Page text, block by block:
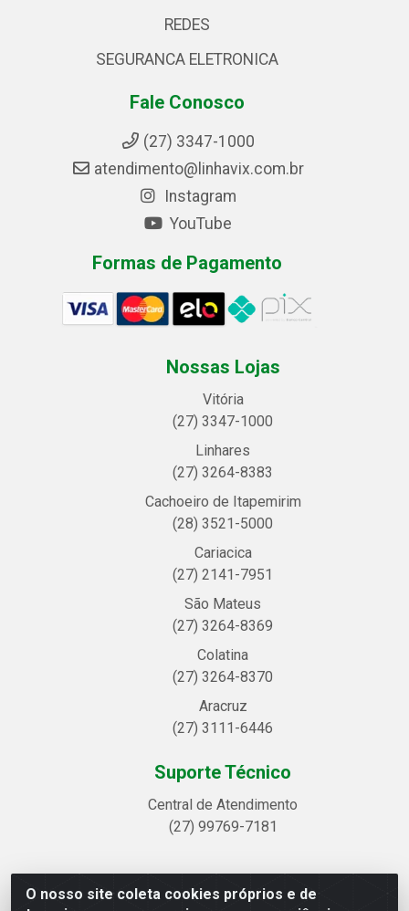
O nosso site coleta cookies próprios e de
REDES
SEGURANCA ELETRONICA
Fale Conosco
(27) 3347-1000
atendimento@linhavix.com.br
Instagram
YouTube
Formas de Pagamento
Nossas Lojas
Vitória
(27) 3347-1000
Linhares
(27) 3264-8383
Cachoeiro de Itapemirim
(28) 3521-5000
Cariacica
(27) 2141-7951
São Mateus
(27) 3264-8369
Colatina
(27) 3264-8370
Aracruz
(27) 3111-6446
Suporte Técnico
Central de Atendimento
(27) 99769-7181
Linhavix Distribuidora LTDA - Avenida Alegre, 2521 -